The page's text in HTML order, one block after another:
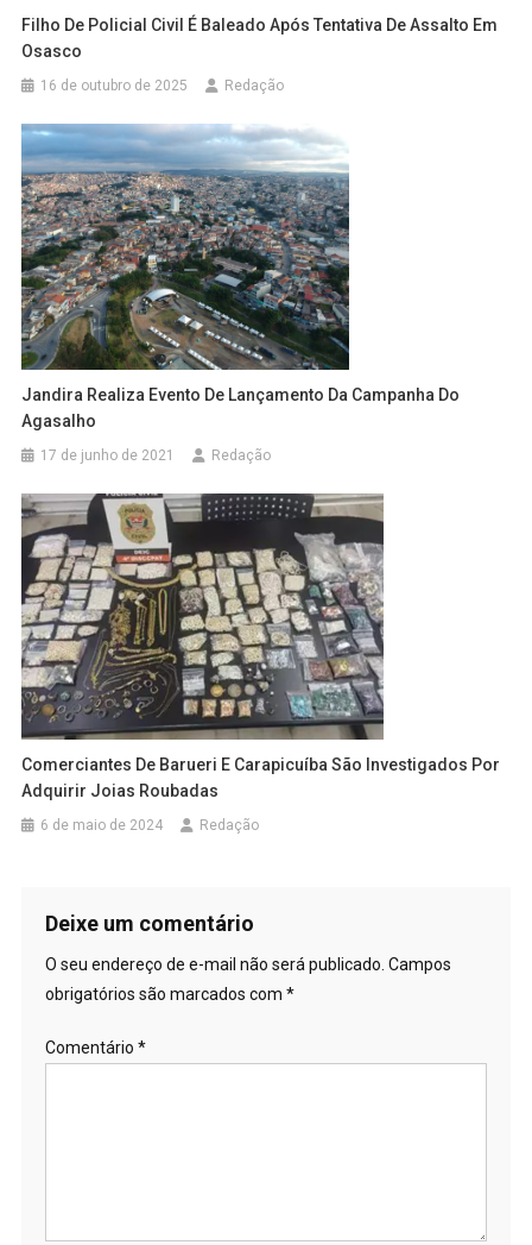
Filho De Policial Civil É Baleado Após Tentativa De Assalto Em
Osasco
16 de outubro de 2025 Redação
Jandira Realiza Evento De Lançamento Da Campanha Do
Agasalho
17 de junho de 2021 Redação
Comerciantes De Barueri E Carapicuíba São Investigados Por
Adquirir Joias Roubadas
6 de maio de 2024 Redação
Deixe um comentário
O seu endereço de e-mail não será publicado. Campos
obrigatórios são marcados com *
Comentário *